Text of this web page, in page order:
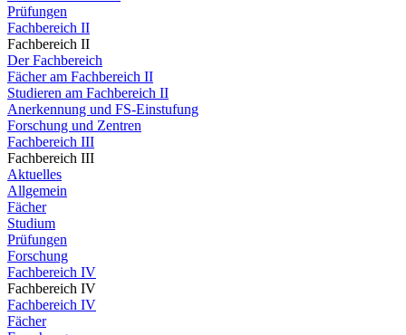
Prüfungen
Fachbereich II
Fachbereich II
Der Fachbereich
Fächer am Fachbereich II
Studieren am Fachbereich II
Anerkennung und FS-Einstufung
Forschung und Zentren
Fachbereich III
Fachbereich III
Aktuelles
Allgemein
Fächer
Studium
Prüfungen
Forschung
Fachbereich IV
Fachbereich IV
Fachbereich IV
Fächer